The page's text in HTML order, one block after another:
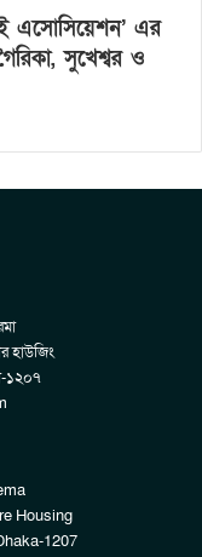
এসোসিয়েশন’ এর
সুখেশ্বর ও
হাউজিং
১২০৭
Housing
1207